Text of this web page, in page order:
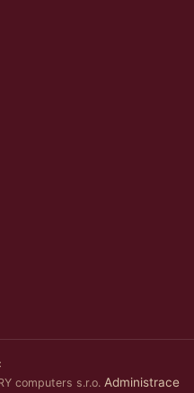
computers s.r.o. Administrace